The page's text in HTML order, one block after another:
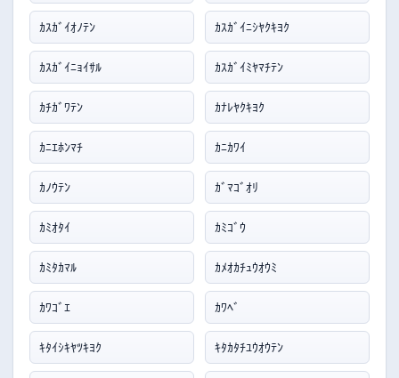
ｶｽｶﾞｲｵﾉﾃﾝ ｶｽｶﾞｲﾆｼﾔｸｷﾖｸ
ｶｽｶﾞｲﾆｮｲｻﾙ ｶｽｶﾞｲﾐﾔﾏﾁﾃﾝ
ｶﾁｶﾞﾜﾃﾝ ｶﾅﾚﾔｸｷﾖｸ
ｶﾆｴﾎﾝﾏﾁ ｶﾆｶﾜｲ
ｶﾉｳﾃﾝ ｶﾞﾏｺﾞｵﾘ
ｶﾐｵﾀｲ ｶﾐｺﾞｳ
ｶﾐﾀｶﾏﾙ ｶﾒｵｶﾁｭｳｵｳﾐ
ｶﾜｺﾞｴ ｶﾜﾍﾞ
ｷﾀｲｼｷﾔﾂｷﾖｸ ｷﾀｶﾀﾁﾕｳｵｳﾃﾝ